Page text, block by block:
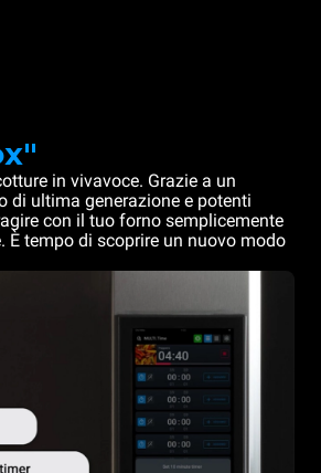
in vivavoce. Grazie a un
di ultima generazione e potenti
con il tuo forno semplicemente
È tempo di scoprire un nuovo modo